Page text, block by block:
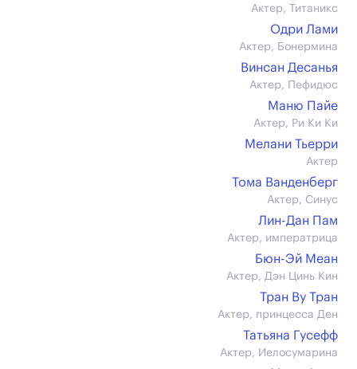
Актер, Титаникс
Одри Лами
Актер, Бонермина
Винсан Десанья
Актер, Пефидюс
Маню Пайе
Актер, Ри Ки Ки
Мелани Тьерри
Актер
Тома Ванденберг
Актер, Синус
Лин-Дан Пам
Актер, императрица
Бюн-Эй Меан
Актер, Дэн Цинь Кин
Тран Ву Тран
Актер, принцесса Ден
Татьяна Гусефф
Актер, Иелосумарина